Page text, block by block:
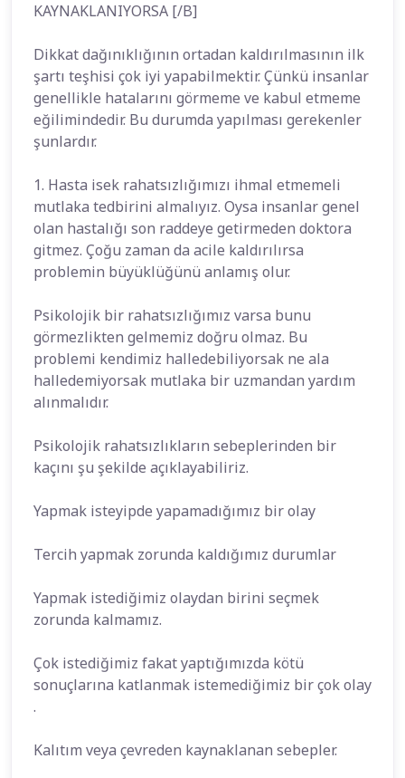
KAYNAKLANIYORSA [/B]
Dikkat dağınıklığının ortadan kaldırılmasının ilk
şartı teşhisi çok iyi yapabilmektir. Çünkü insanlar
genellikle hatalarını görmeme ve kabul etmeme
eğilimindedir. Bu durumda yapılması gerekenler
şunlardır.
1. Hasta isek rahatsızlığımızı ihmal etmemeli
mutlaka tedbirini almalıyız. Oysa insanlar genel
olan hastalığı son raddeye getirmeden doktora
gitmez. Çoğu zaman da acile kaldırılırsa
problemin büyüklüğünü anlamış olur.
Psikolojik bir rahatsızlığımız varsa bunu
görmezlikten gelmemiz doğru olmaz. Bu
problemi kendimiz halledebiliyorsak ne ala
halledemiyorsak mutlaka bir uzmandan yardım
alınmalıdır.
Psikolojik rahatsızlıkların sebeplerinden bir
kaçını şu şekilde açıklayabiliriz.
Yapmak isteyipde yapamadığımız bir olay
Tercih yapmak zorunda kaldığımız durumlar
Yapmak istediğimiz olaydan birini seçmek
zorunda kalmamız.
Çok istediğimiz fakat yaptığımızda kötü
sonuçlarına katlanmak istemediğimiz bir çok olay
.
Kalıtım veya çevreden kaynaklanan sebepler.